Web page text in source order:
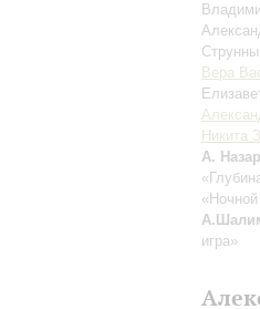
Вера
Никита
А.
игра»